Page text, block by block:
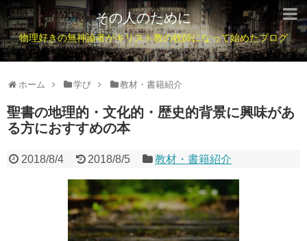
その人のために
物理好きの無神論者がキリスト教の牧師になって始めたブログ
ホーム 学び 教材・書籍紹介
聖書の地理的・文化的・歴史的背景に興味があ
る方におすすめの本
2018/8/4 2018/8/5 教材・書籍紹介